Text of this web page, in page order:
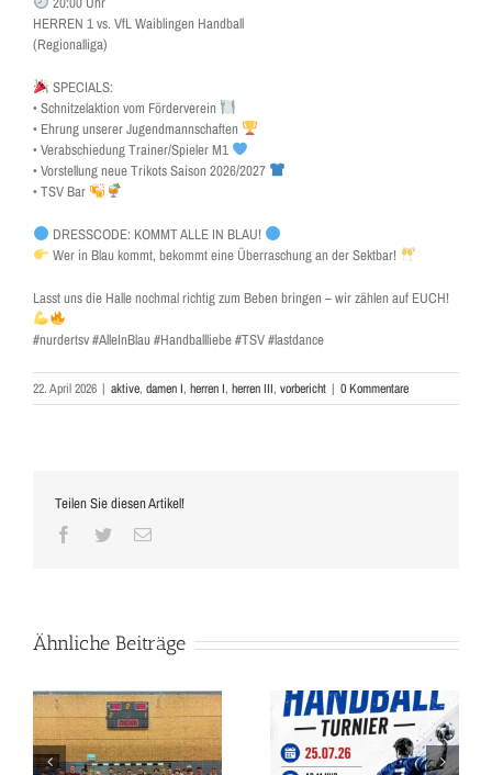
HERREN 1 vs. VfL Waiblingen Handball
(Regionalliga)
SPECIALS:
•⁠ ⁠Schnitzelaktion vom Förderverein
•⁠ ⁠Ehrung unserer Jugendmannschaften
•⁠ ⁠Verabschiedung Trainer/Spieler M1
•⁠ ⁠Vorstellung neue Trikots Saison 2026/2027
•⁠ ⁠TSV Bar
DRESSCODE: KOMMT ALLE IN BLAU!
Wer in Blau kommt, bekommt eine Überraschung an der Sektbar!
Lasst uns die Halle nochmal richtig zum Beben bringen – wir zählen auf EUCH!
#nurdertsv #AlleInBlau #Handballliebe #TSV #lastdance
22. April 2026 | aktive, damen I, herren I, herren III, vorbericht | 0 Kommentare
Teilen Sie diesen Artikel!
Facebook
TwitterE-
Ähnliche Beiträge
ROCH Dachbau Cup –
BUNDESLIGA-HANDBALL